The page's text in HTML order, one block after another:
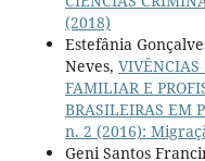
(2018)
Estefânia
Neves, VIVÊNCIAS
FAMILIAR E
BRASILEIRAS EM
n. 2 (2016):
Geni Santos